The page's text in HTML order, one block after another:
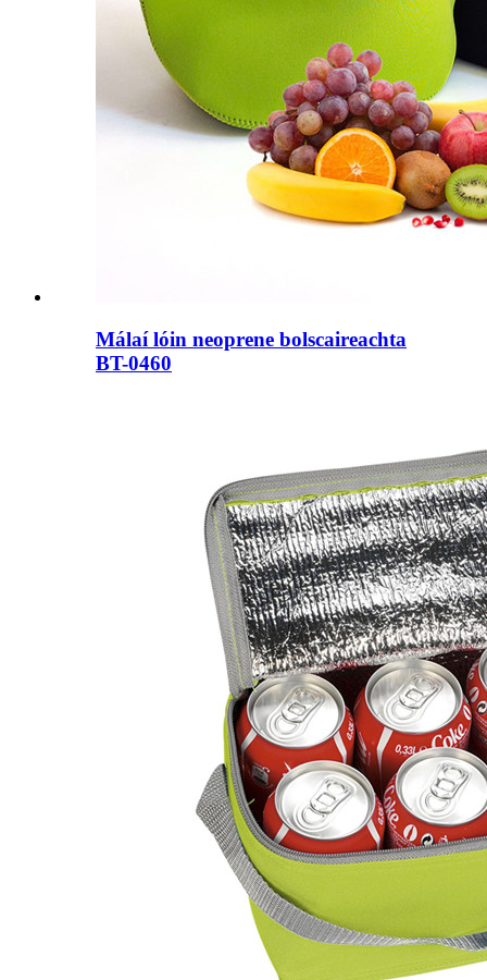
Málaí lóin neoprene bolscaireachta
BT-0460